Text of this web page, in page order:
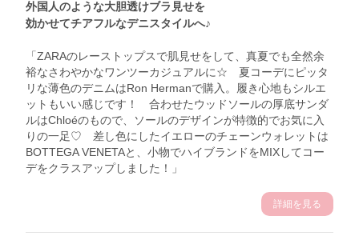
外国人のような大胆透けブラ見せを
効かせてチアフルなデニスタイルへ♪
「ZARAのレーストップスで肌見せをして、真夏でも全然余
裕なさわやかなワンツーカジュアルに☆ 夏コーデにピッタ
リな薄色のデニムはRon Hermanで購入。履き心地もシルエ
ットもいい感じです！ 合わせたウッドソールの厚底サンダ
ルはChloéのもので、ソールのデザインが特徴的でお気に入
りの一足♡ 差し色にしたイエローのチェーンウォレットは
BOTTEGA VENETAと、小物でハイブランドをMIXしてコー
デをクラスアップしました！」
詳細を見る